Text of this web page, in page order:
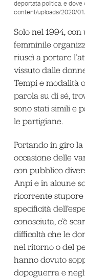
deportata politica, e dove
content/uploads/2020/
Solo nel 1994,
femminile
riuscì a portare
vissuto dalle
Tempi e modalità
parola su di sé,
sono stati simili e
le partigiane.
Portando in giro
occasione delle
con pubblico
Anpi e in alcune
ricorrente stupore
specificità
conosciuta, c’è
difficoltà che le
nel ritorno o del
hanno dovuto
dopoguerra e